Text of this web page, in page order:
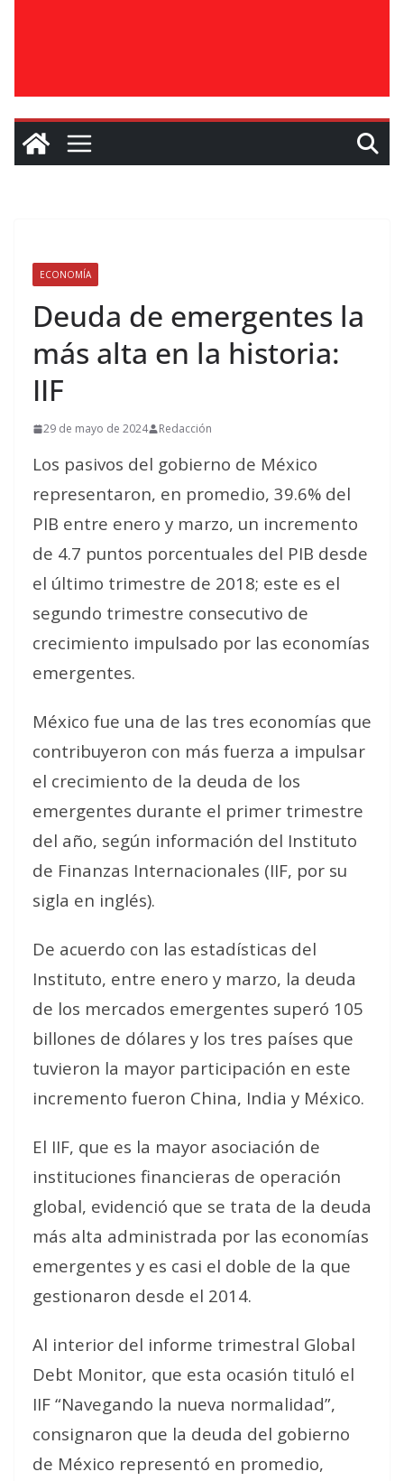
ECONOMÍA
Deuda de emergentes la
más alta en la historia:
IIF
29 de mayo de 2024 Redacción
Los pasivos del gobierno de México
representaron, en promedio, 39.6% del
PIB entre enero y marzo, un incremento
de 4.7 puntos porcentuales del PIB desde
el último trimestre de 2018; este es el
segundo trimestre consecutivo de
crecimiento impulsado por las economías
emergentes.
México fue una de las tres economías que
contribuyeron con más fuerza a impulsar
el crecimiento de la deuda de los
emergentes durante el primer trimestre
del año, según información del Instituto
de Finanzas Internacionales (IIF, por su
sigla en inglés).
De acuerdo con las estadísticas del
Instituto, entre enero y marzo, la deuda
de los mercados emergentes superó 105
billones de dólares y los tres países que
tuvieron la mayor participación en este
incremento fueron China, India y México.
El IIF, que es la mayor asociación de
instituciones financieras de operación
global, evidenció que se trata de la deuda
más alta administrada por las economías
emergentes y es casi el doble de la que
gestionaron desde el 2014.
Al interior del informe trimestral Global
Debt Monitor, que esta ocasión tituló el
IIF “Navegando la nueva normalidad”,
consignaron que la deuda del gobierno
de México representó en promedio,